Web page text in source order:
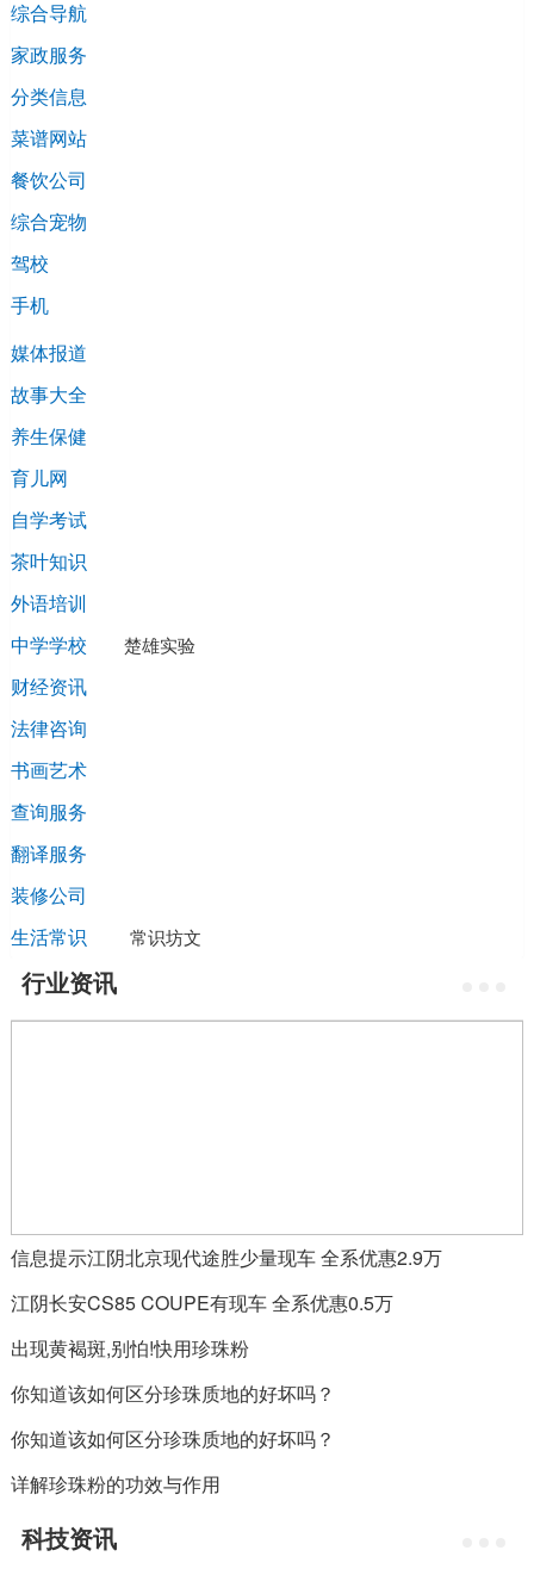
综合导航
家政服务
分类信息
菜谱网站
餐饮公司
综合宠物
驾校
手机
媒体报道
故事大全
养生保健
育儿网
自学考试
茶叶知识
外语培训
中学学校
楚雄实验
财经资讯
法律咨询
书画艺术
查询服务
翻译服务
装修公司
生活常识
常识坊文
行业资讯
信息提示江阴北京现代途胜少量现车 全系优惠2.9万
江阴长安CS85 COUPE有现车 全系优惠0.5万
出现黄褐斑,别怕!快用珍珠粉
你知道该如何区分珍珠质地的好坏吗？
你知道该如何区分珍珠质地的好坏吗？
详解珍珠粉的功效与作用
科技资讯